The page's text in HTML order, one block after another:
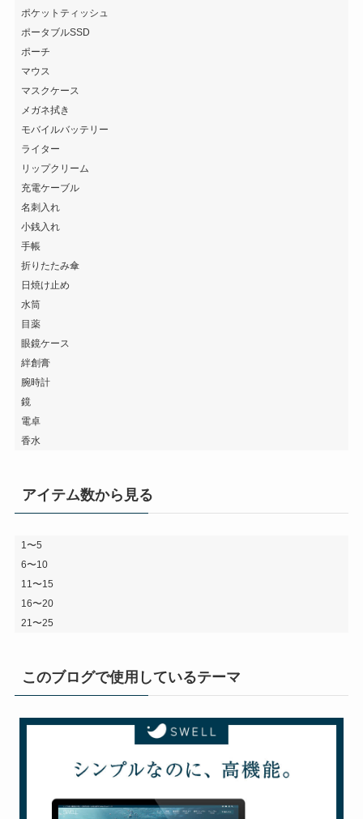
ポケットティッシュ
ポータブルSSD
ポーチ
マウス
マスクケース
メガネ拭き
モバイルバッテリー
ライター
リップクリーム
充電ケーブル
名刺入れ
小銭入れ
手帳
折りたたみ傘
日焼け止め
水筒
目薬
眼鏡ケース
絆創膏
腕時計
鏡
電卓
香水
アイテム数から見る
1〜5
6〜10
11〜15
16〜20
21〜25
このブログで使用しているテーマ